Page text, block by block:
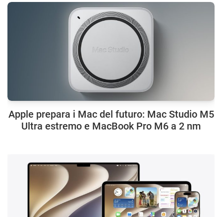
Apple prepara i Mac del futuro: Mac Studio M5
Ultra estremo e MacBook Pro M6 a 2 nm